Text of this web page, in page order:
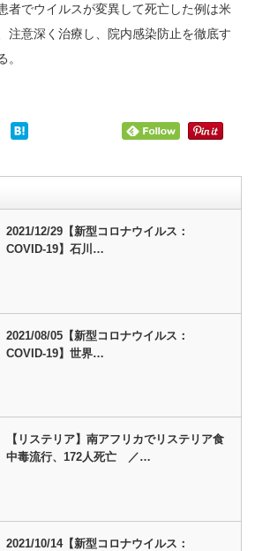
者でウイルスが変異して死亡した例は米
注意深く治療し、院内感染防止を徹底す
。
2021/12/29【新型コロナウイルス：
COVID-19】石川…
2021/08/05【新型コロナウイルス：
COVID-19】世界…
【リステリア】南アフリカでリステリア食
中毒流行、172人死亡 ／…
2021/10/14【新型コロナウイルス：